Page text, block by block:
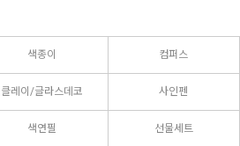
색종이 컴퍼스
클레이/글라스데코 사인펜
색연필 선물세트